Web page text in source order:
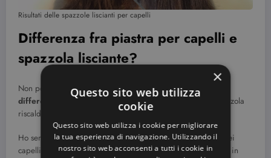
Risultati delle spazzole liscianti per capelli
Differenza fra piastra per capelli e
spazzola lisciante?
Non posso che concludere l’articolo evidenziando anche le
differenze fra l’uso di una piastraper capelli ed una spazzola
riscaldante per lisciarli.
Ho sempre utilizzato la piastra per eliminare le onde dai miei
capelli, ma da oggi in poi la mia cara vecchia piastra andrà in
×
Questo sito web utilizza
cookie
Questo sito web utilizza i cookie per migliorare
la tua esperienza di navigazione. Utilizzando il
nostro sito web acconsenti a tutti i cookie in